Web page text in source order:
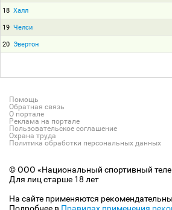
18 Халл
19 Челси
20 Эвертон
Помощь
Обратная связь
О портале
Реклама на портале
Пользовательское соглашение
Охрана труда
Политика обработки персональных данных
© ООО «Национальный спортивный
Для лиц старше 18 лет
На сайте применяются